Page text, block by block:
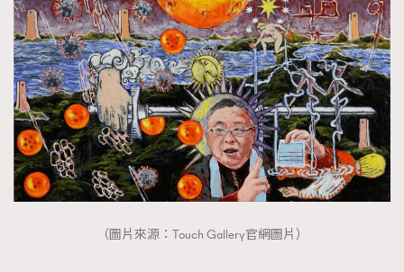
（圖片來源：Touch Gallery官網圖片）